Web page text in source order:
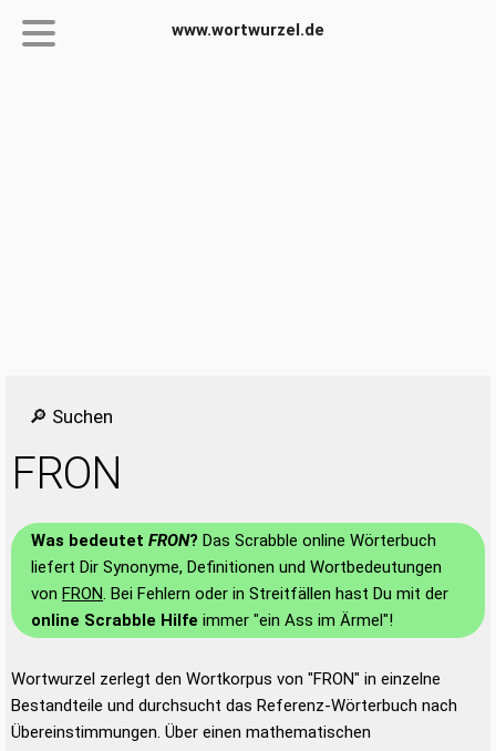
www.wortwurzel.de
🔎 Suchen
FRON
Was bedeutet FRON? Das Scrabble online Wörterbuch
liefert Dir Synonyme, Definitionen und Wortbedeutungen
von FRON. Bei Fehlern oder in Streitfällen hast Du mit der
online Scrabble Hilfe immer "ein Ass im Ärmel"!
Wortwurzel zerlegt den Wortkorpus von "FRON" in einzelne
Bestandteile und durchsucht das Referenz-Wörterbuch nach
Übereinstimmungen. Über einen mathematischen